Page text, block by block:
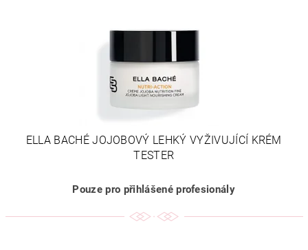
ELLA BACHÉ JOJOBOVÝ LEHKÝ VYŽIVUJÍCÍ KRÉM
TESTER
Pouze pro přihlášené profesionály